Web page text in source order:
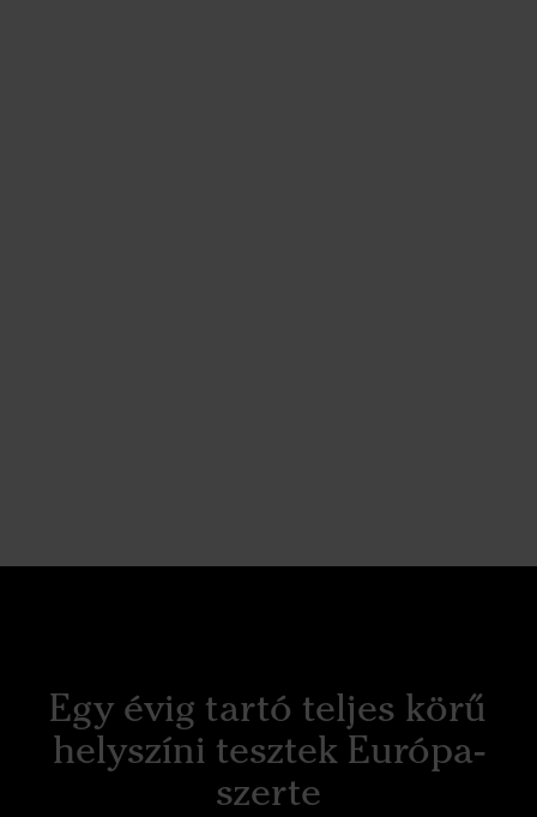
Egy évig tartó teljes körű
helyszíni tesztek Európa-
szerte